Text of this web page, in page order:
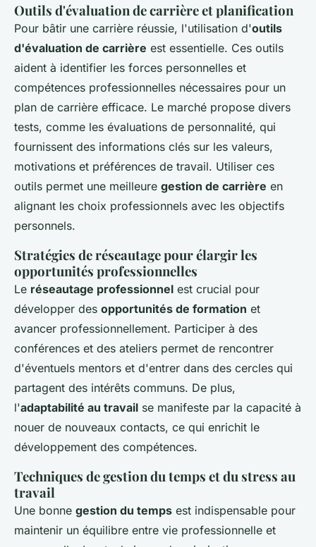
Outils d'évaluation de carrière et planification
Pour bâtir une carrière réussie, l'utilisation d'outils
d'évaluation de carrière est essentielle. Ces outils
aident à identifier les forces personnelles et
compétences professionnelles nécessaires pour un
plan de carrière efficace. Le marché propose divers
tests, comme les évaluations de personnalité, qui
fournissent des informations clés sur les valeurs,
motivations et préférences de travail. Utiliser ces
outils permet une meilleure gestion de carrière en
alignant les choix professionnels avec les objectifs
personnels.
Stratégies de réseautage pour élargir les
opportunités professionnelles
Le réseautage professionnel est crucial pour
développer des opportunités de formation et
avancer professionnellement. Participer à des
conférences et des ateliers permet de rencontrer
d'éventuels mentors et d'entrer dans des cercles qui
partagent des intérêts communs. De plus,
l'adaptabilité au travail se manifeste par la capacité à
nouer de nouveaux contacts, ce qui enrichit le
développement des compétences.
Techniques de gestion du temps et du stress au
travail
Une bonne gestion du temps est indispensable pour
maintenir un équilibre entre vie professionnelle et